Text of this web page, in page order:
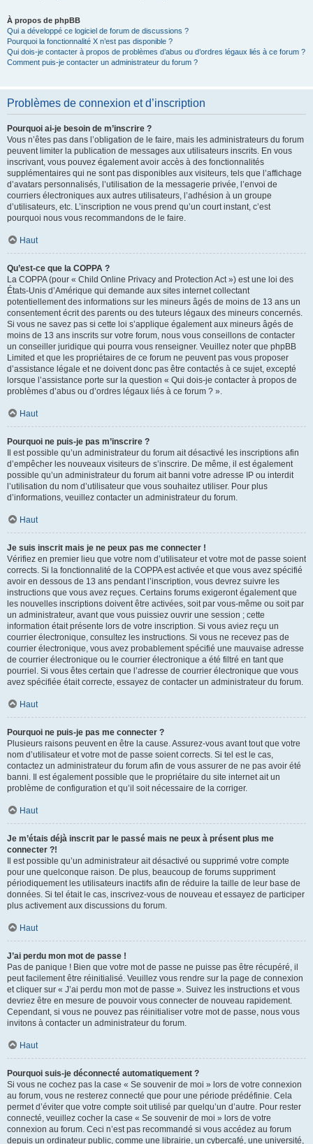
À propos de phpBB
Qui a développé ce logiciel de forum de discussions ?
Pourquoi la fonctionnalité X n’est pas disponible ?
Qui dois-je contacter à propos de problèmes d’abus ou d’ordres légaux liés à ce forum ?
Comment puis-je contacter un administrateur du forum ?
Problèmes de connexion et d’inscription
Pourquoi ai-je besoin de m’inscrire ?
Vous n’êtes pas dans l’obligation de le faire, mais les administrateurs du forum
peuvent limiter la publication de messages aux utilisateurs inscrits. En vous
inscrivant, vous pouvez également avoir accès à des fonctionnalités
supplémentaires qui ne sont pas disponibles aux visiteurs, tels que l’affichage
d’avatars personnalisés, l’utilisation de la messagerie privée, l’envoi de
courriers électroniques aux autres utilisateurs, l’adhésion à un groupe
d’utilisateurs, etc. L’inscription ne vous prend qu’un court instant, c’est
pourquoi nous vous recommandons de le faire.
Haut
Qu’est-ce que la COPPA ?
La COPPA (pour « Child Online Privacy and Protection Act ») est une loi des
États-Unis d’Amérique qui demande aux sites internet collectant
potentiellement des informations sur les mineurs âgés de moins de 13 ans un
consentement écrit des parents ou des tuteurs légaux des mineurs concernés.
Si vous ne savez pas si cette loi s’applique également aux mineurs âgés de
moins de 13 ans inscrits sur votre forum, nous vous conseillons de contacter
un conseiller juridique qui pourra vous renseigner. Veuillez noter que phpBB
Limited et que les propriétaires de ce forum ne peuvent pas vous proposer
d’assistance légale et ne doivent donc pas être contactés à ce sujet, excepté
lorsque l’assistance porte sur la question « Qui dois-je contacter à propos de
problèmes d’abus ou d’ordres légaux liés à ce forum ? ».
Haut
Pourquoi ne puis-je pas m’inscrire ?
Il est possible qu’un administrateur du forum ait désactivé les inscriptions afin
d’empêcher les nouveaux visiteurs de s’inscrire. De même, il est également
possible qu’un administrateur du forum ait banni votre adresse IP ou interdit
l’utilisation du nom d’utilisateur que vous souhaitez utiliser. Pour plus
d’informations, veuillez contacter un administrateur du forum.
Haut
Je suis inscrit mais je ne peux pas me connecter !
Vérifiez en premier lieu que votre nom d’utilisateur et votre mot de passe soient
corrects. Si la fonctionnalité de la COPPA est activée et que vous avez spécifié
avoir en dessous de 13 ans pendant l’inscription, vous devrez suivre les
instructions que vous avez reçues. Certains forums exigeront également que
les nouvelles inscriptions doivent être activées, soit par vous-même ou soit par
un administrateur, avant que vous puissiez ouvrir une session ; cette
information était présente lors de votre inscription. Si vous aviez reçu un
courrier électronique, consultez les instructions. Si vous ne recevez pas de
courrier électronique, vous avez probablement spécifié une mauvaise adresse
de courrier électronique ou le courrier électronique a été filtré en tant que
pourriel. Si vous êtes certain que l’adresse de courrier électronique que vous
avez spécifiée était correcte, essayez de contacter un administrateur du forum.
Haut
Pourquoi ne puis-je pas me connecter ?
Plusieurs raisons peuvent en être la cause. Assurez-vous avant tout que votre
nom d’utilisateur et votre mot de passe soient corrects. Si tel est le cas,
contactez un administrateur du forum afin de vous assurer de ne pas avoir été
banni. Il est également possible que le propriétaire du site internet ait un
problème de configuration et qu’il soit nécessaire de la corriger.
Haut
Je m’étais déjà inscrit par le passé mais ne peux à présent plus me
connecter ?!
Il est possible qu’un administrateur ait désactivé ou supprimé votre compte
pour une quelconque raison. De plus, beaucoup de forums suppriment
périodiquement les utilisateurs inactifs afin de réduire la taille de leur base de
données. Si tel était le cas, inscrivez-vous de nouveau et essayez de participer
plus activement aux discussions du forum.
Haut
J’ai perdu mon mot de passe !
Pas de panique ! Bien que votre mot de passe ne puisse pas être récupéré, il
peut facilement être réinitialisé. Veuillez vous rendre sur la page de connexion
et cliquer sur « J’ai perdu mon mot de passe ». Suivez les instructions et vous
devriez être en mesure de pouvoir vous connecter de nouveau rapidement.
Cependant, si vous ne pouvez pas réinitialiser votre mot de passe, nous vous
invitons à contacter un administrateur du forum.
Haut
Pourquoi suis-je déconnecté automatiquement ?
Si vous ne cochez pas la case « Se souvenir de moi » lors de votre connexion
au forum, vous ne resterez connecté que pour une période prédéfinie. Cela
permet d’éviter que votre compte soit utilisé par quelqu’un d’autre. Pour rester
connecté, veuillez cocher la case « Se souvenir de moi » lors de votre
connexion au forum. Ceci n’est pas recommandé si vous accédez au forum
depuis un ordinateur public, comme une librairie, un cybercafé, une université,